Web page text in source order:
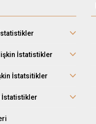
İstatistikler
İstatsitikler
İstatistikler